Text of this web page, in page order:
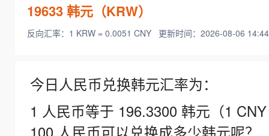
19633韩元（KRW）
反向汇率：1 KRW = 0.0051 CNY 更新时间：2026-08-06
今日人民币兑换韩元汇率为：
1 人民币等于 196.3300 韩元（1